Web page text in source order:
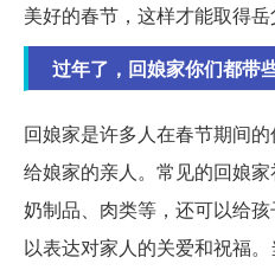
美好的春节，这样才能取得岳
过年了，回娘家你们都带
回娘家是许多人在春节期间
给娘家的亲人。常见的回娘家
奶制品、肉类等，还可以给
以表达对家人的关爱和祝福